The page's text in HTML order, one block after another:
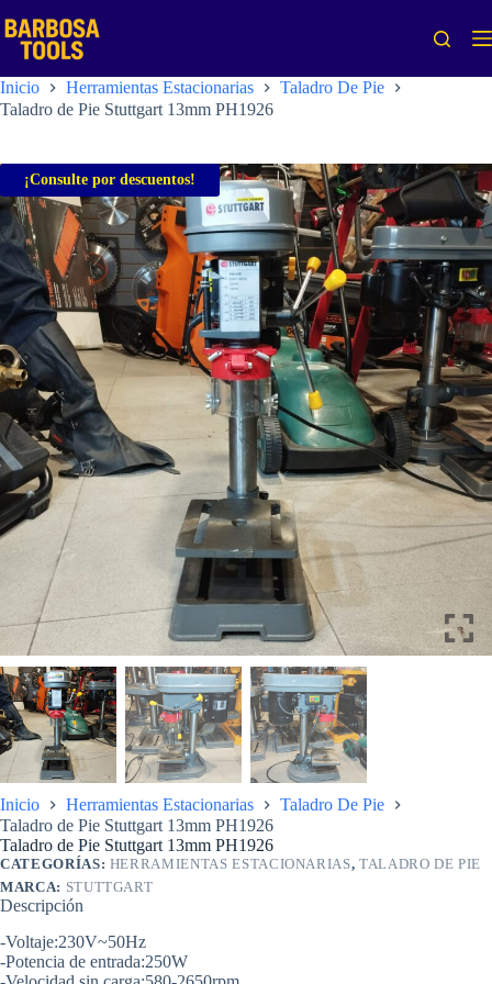
al
contenido
Inicio Herramientas Estacionarias
Taladro De Pie
Taladro de Pie Stuttgart 13mm PH1926
¡Consulte por descuentos!
Inicio Herramientas Estacionarias
Taladro De Pie
Taladro de Pie Stuttgart 13mm PH1926
Taladro de Pie Stuttgart 13mm PH1926
CATEGORÍAS: HERRAMIENTAS ESTACIONARIAS,TALADRO DE PIE
MARCA: STUTTGART
Descripción
-Voltaje:230V~50Hz
-Potencia de entrada:250W